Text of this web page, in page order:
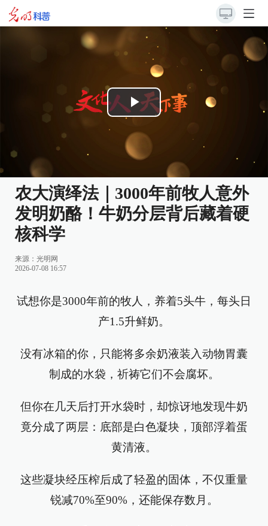
Play
Video
农大演绎法｜3000年前牧人意外
发明奶酪！牛奶分层背后藏着硬
核科学
来源： 光明网
2026-07-08 16:57
试想你是3000年前的牧人，养着5头牛，每头日
产1.5升鲜奶。
没有冰箱的你，只能将多余奶液装入动物胃囊
制成的水袋，祈祷它们不会腐坏。
但你在几天后打开水袋时，却惊讶地发现牛奶
竟分成了两层：底部是白色凝块，顶部浮着蛋
黄清液。
这些凝块经压榨后成了轻盈的固体，不仅重量
锐减70%至90%，还能保存数月。